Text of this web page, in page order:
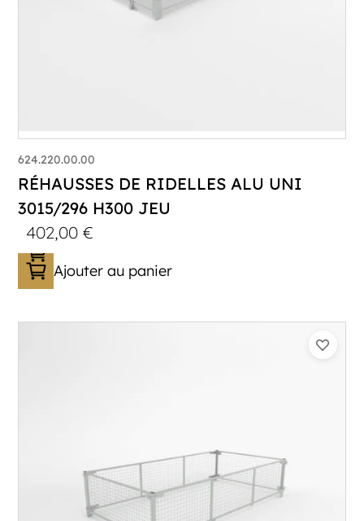
624.220.00.00
RÉHAUSSES DE RIDELLES ALU UNI
3015/296 H300 JEU
402,00€
Ajouter au panier